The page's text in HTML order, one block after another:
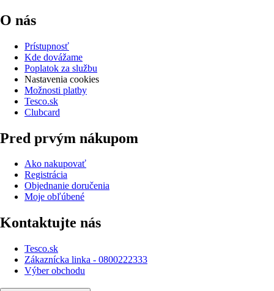
O nás
Prístupnosť
Kde dovážame
Poplatok za službu
Nastavenia cookies
Možnosti platby
Tesco.sk
Clubcard
Pred prvým nákupom
Ako nakupovať
Registrácia
Objednanie doručenia
Moje obľúbené
Kontaktujte nás
Tesco.sk
Zákaznícka linka - 0800222333
Výber obchodu